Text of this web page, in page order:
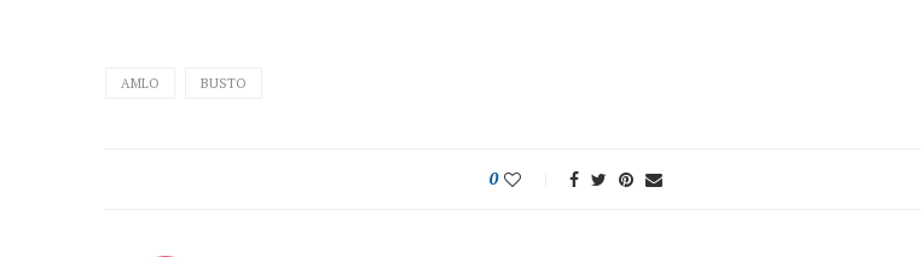
AMLO BUSTO
0